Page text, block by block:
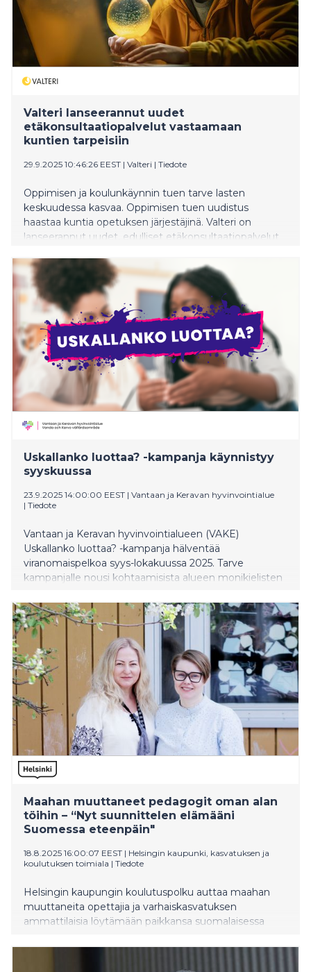
Valteri lanseerannut uudet
etäkonsultaatiopalvelut vastaamaan
kuntien tarpeisiin
29.9.2025 10:46:26 EEST | Valteri | Tiedote
Oppimisen ja koulunkäynnin tuen tarve lasten
keskuudessa kasvaa. Oppimisen tuen uudistus
haastaa kuntia opetuksen järjestäjinä. Valteri on
lanseerannut uudet, edulliset etäkonsultaatiopalvelut
tarpeisiin.
Uskallanko luottaa? -kampanja käynnistyy
syyskuussa
23.9.2025 14:00:00 EEST | Vantaan ja Keravan hyvinvointialue
| Tiedote
Vantaan ja Keravan hyvinvointialueen (VAKE)
Uskallanko luottaa? -kampanja hälventää
viranomaispelkoa syys-lokakuussa 2025. Tarve
kampanjalle nousi kohtaamisista alueen monikielisten
Maahan muuttaneet pedagogit oman alan
töihin – “Nyt suunnittelen elämääni
Suomessa eteenpäin"
18.8.2025 16:00:07 EEST | Helsingin kaupunki, kasvatuksen ja
koulutuksen toimiala | Tiedote
Helsingin kaupungin koulutuspolku auttaa maahan
muuttaneita opettajia ja varhaiskasvatuksen
ammattilaisia löytämään paikkansa suomalaisessa
Suomessa jo asuville, korkeakoulutetuille henkilöille ja